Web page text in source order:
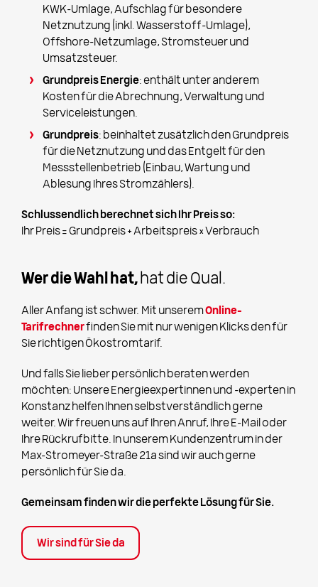
KWK-Umlage, Aufschlag für besondere
Netznutzung (inkl. Wasserstoff-Umlage),
Offshore-Netzumlage, Stromsteuer und
Umsatzsteuer.
Grundpreis Energie: enthält unter anderem
Kosten für die Abrechnung, Verwaltung und
Serviceleistungen.
Grundpreis: beinhaltet zusätzlich den Grundpreis
für die Netznutzung und das Entgelt für den
Messstellenbetrieb (Einbau, Wartung und
Ablesung Ihres Stromzählers).
Schlussendlich berechnet sich Ihr Preis so:
Ihr Preis = Grundpreis + Arbeitspreis × Verbrauch
Wer die Wahl hat, hat die Qual.
Aller Anfang ist schwer. Mit unseremOnline-
Tarifrechnerfinden Sie mit nur wenigen Klicks den für
Sie richtigen Ökostromtarif.
Und falls Sie lieber persönlich beraten werden
möchten: Unsere Energieexpertinnen und -experten in
Konstanz helfen Ihnen selbstverständlich gerne
weiter. Wir freuen uns auf Ihren Anruf, Ihre E-Mail oder
Ihre Rückrufbitte. In unserem Kundenzentrum in der
Max-Stromeyer-Straße 21a sind wir auch gerne
persönlich für Sie da.
Gemeinsam finden wir die perfekte Lösung für Sie.
Wir sind für Sie da